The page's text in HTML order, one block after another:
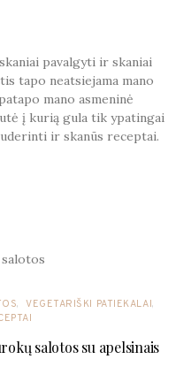
pavalgyti ir skaniai
tapo neatsiejama mano
mano asmeninė
į kurią gula tik ypatingai
ir skanūs receptai.
VEGETARIŠKI PATIEKALAI
salotos su apelsinais